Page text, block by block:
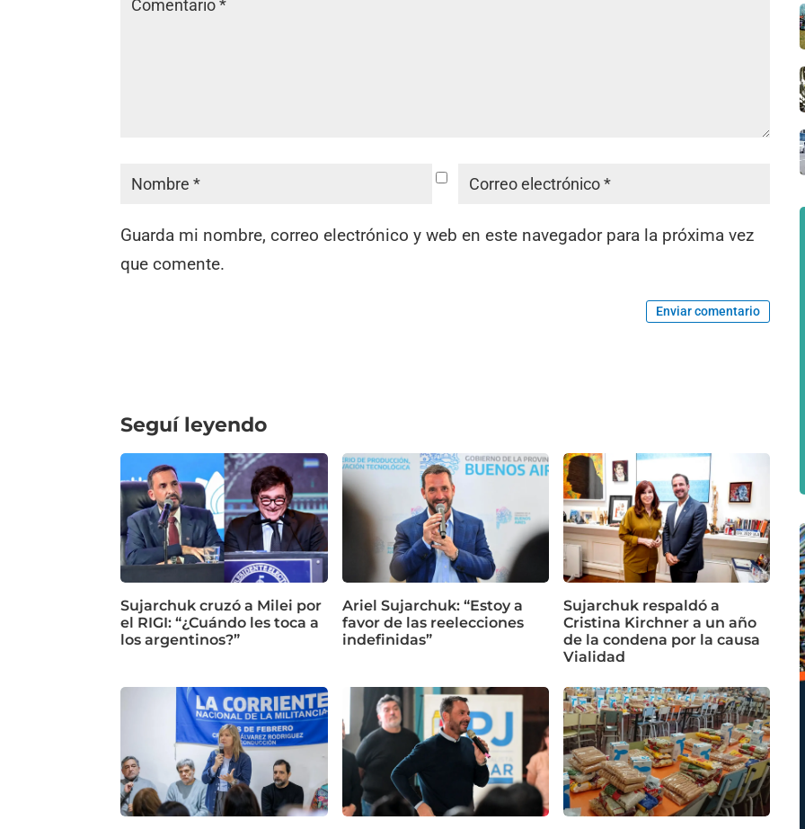
Guarda mi nombre, correo electrónico y web en este navegador para la próxima vez
que comente.
Enviar comentario
Seguí leyendo
Sujarchuk cruzó a Milei por
el RIGI: “¿Cuándo les toca a
los argentinos?”
Ariel Sujarchuk: “Estoy a
favor de las reelecciones
indefinidas”
Sujarchuk respaldó a
Cristina Kirchner a un año
de la condena por la causa
Vialidad